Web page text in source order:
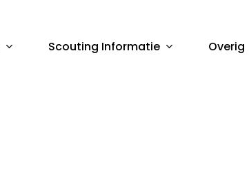
Scouting Informatie Overig